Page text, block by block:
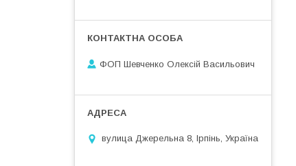
ФОП Шевченко Олексій Васильович
вулица Джерельна 8, Ірпінь, Україна